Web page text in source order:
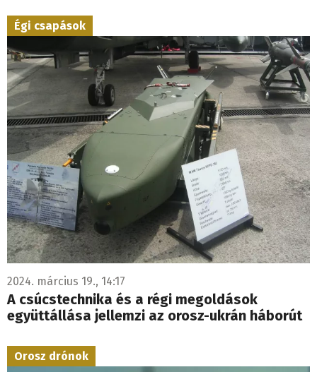
Égi csapások
2024. március 19., 14:17
A csúcstechnika és a régi megoldások
együttállása jellemzi az orosz-ukrán háborút
Orosz drónok